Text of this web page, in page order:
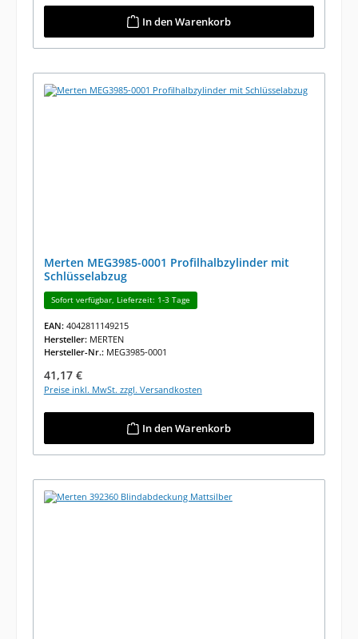
In den Warenkorb
Merten MEG3985-0001 Profilhalbzylinder mit
Schlüsselabzug
Sofort verfügbar, Lieferzeit: 1-3 Tage
EAN: 4042811149215
Hersteller: MERTEN
Hersteller-Nr.: MEG3985-0001
Regulärer Preis:
41,17 €
Preise inkl. MwSt. zzgl. Versandkosten
In den Warenkorb